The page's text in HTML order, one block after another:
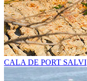
CALA DE PORT SALVI